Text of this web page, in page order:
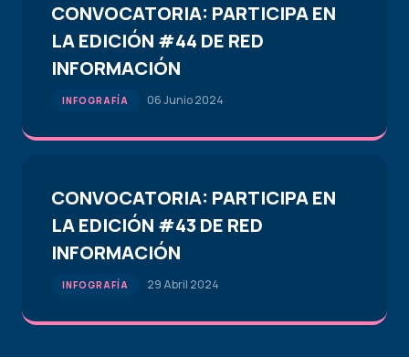
CONVOCATORIA: PARTICIPA EN
LA EDICIÓN #44 DE RED
INFORMACIÓN
INFOGRAFÍA 06 Junio 2024
CONVOCATORIA: PARTICIPA EN
LA EDICIÓN #43 DE RED
INFORMACIÓN
INFOGRAFÍA 29 Abril 2024